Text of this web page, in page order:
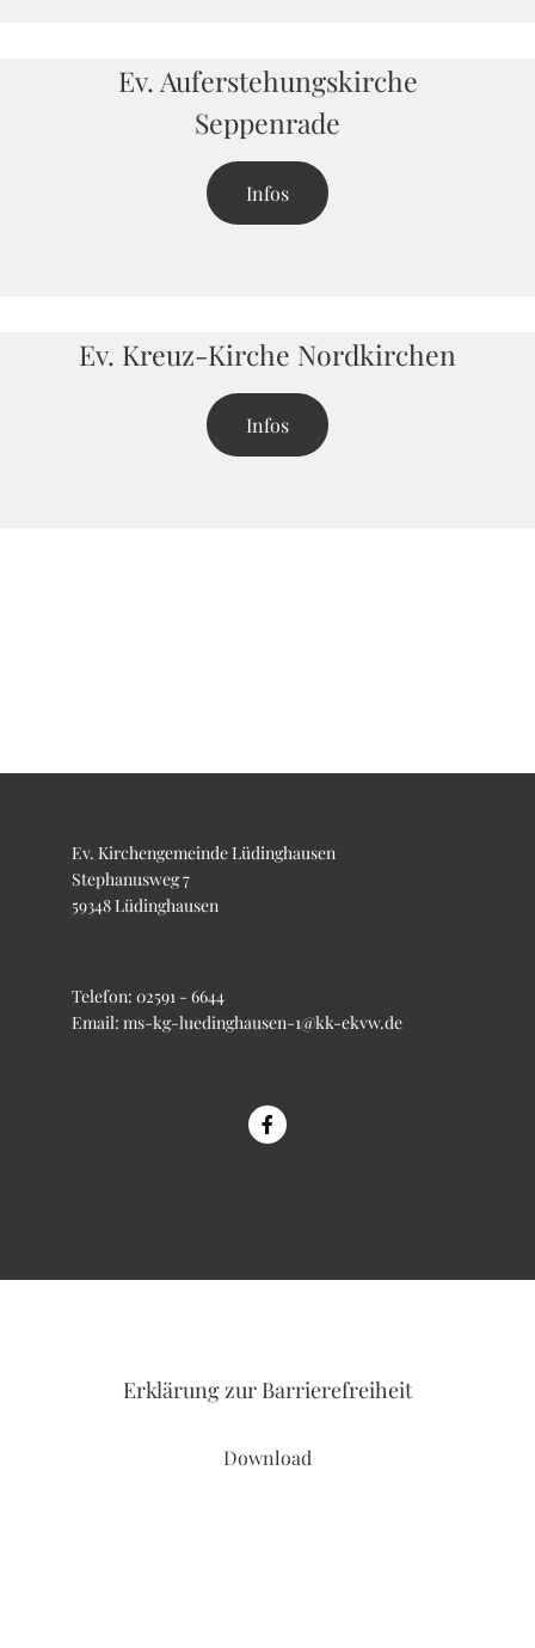
Ev. Auferstehungskirche
Seppenrade
Infos
Ev. Kreuz-Kirche Nordkirchen
Infos
Ev. Kirchengemeinde Lüdinghausen
Stephanusweg 7
59348 Lüdinghausen
Telefon: 02591 - 6644
Email: ms-kg-luedinghausen-1@kk-ekvw.de
Erklärung zur Barrierefreiheit
Download